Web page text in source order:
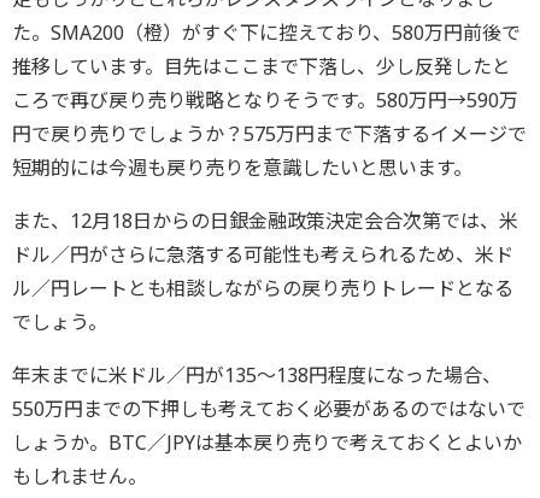
た。SMA200（橙）がすぐ下に控えており、580万円前後で
推移しています。目先はここまで下落し、少し反発したと
ころで再び戻り売り戦略となりそうです。580万円→590万
円で戻り売りでしょうか？575万円まで下落するイメージで
短期的には今週も戻り売りを意識したいと思います。
また、12月18日からの日銀金融政策決定会合次第では、米
ドル／円がさらに急落する可能性も考えられるため、米ド
ル／円レートとも相談しながらの戻り売りトレードとなる
でしょう。
年末までに米ドル／円が135〜138円程度になった場合、
550万円までの下押しも考えておく必要があるのではないで
しょうか。BTC／JPYは基本戻り売りで考えておくとよいか
もしれません。